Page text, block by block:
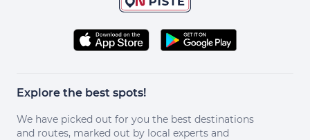
Explore the best spots!
We have picked out for you the best destinations
and routes, marked out by local experts and